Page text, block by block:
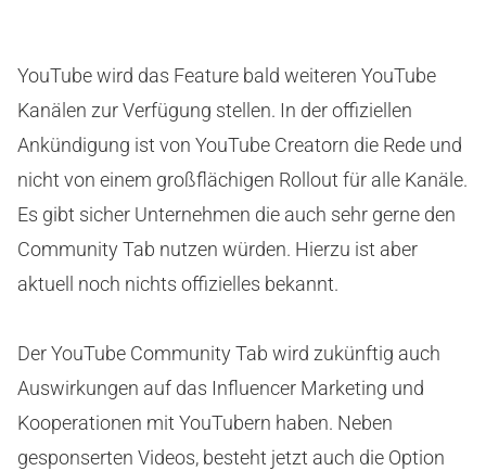
YouTube wird das Feature bald weiteren YouTube
Kanälen zur Verfügung stellen. In der offiziellen
Ankündigung ist von YouTube Creatorn die Rede und
nicht von einem großflächigen Rollout für alle Kanäle.
Es gibt sicher Unternehmen die auch sehr gerne den
Community Tab nutzen würden. Hierzu ist aber
aktuell noch nichts offizielles bekannt.
Der YouTube Community Tab wird zukünftig auch
Auswirkungen auf das Influencer Marketing und
Kooperationen mit YouTubern haben. Neben
gesponserten Videos, besteht jetzt auch die Option